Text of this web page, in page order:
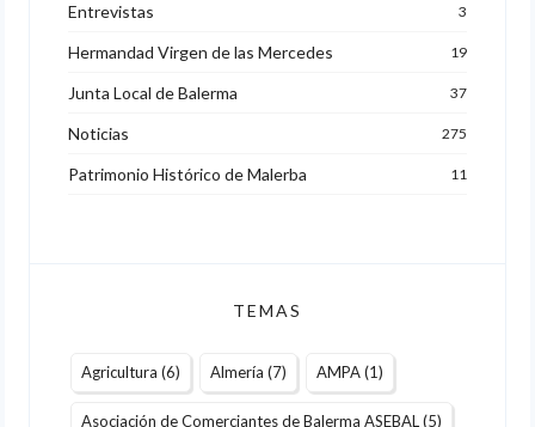
Entrevistas 3
Hermandad Virgen de las Mercedes 19
Junta Local de Balerma 37
Noticias 275
Patrimonio Histórico de Malerba 11
TEMAS
Agricultura (6) Almería (7) AMPA(1)
Asociación de Comerciantes de Balerma ASEBAL(5)